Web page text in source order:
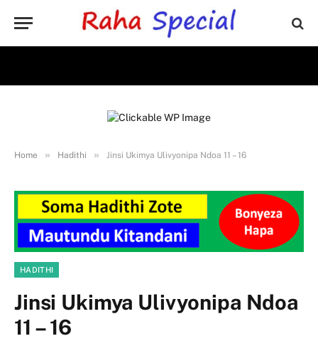
Home » Hadithi » Jinsi Ukimya Ulivyonipa Ndoa 11 – 16
HADITHI
Jinsi Ukimya Ulivyonipa Ndoa
11 – 16